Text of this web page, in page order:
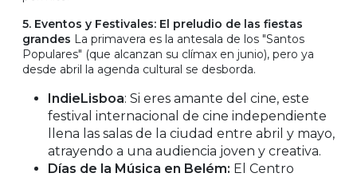
5. Eventos y Festivales: El preludio de las fiestas
grandes La primavera es la antesala de los "Santos
Populares" (que alcanzan su clímax en junio), pero ya
desde abril la agenda cultural se desborda.
IndieLisboa: Si eres amante del cine, este
festival internacional de cine independiente
llena las salas de la ciudad entre abril y mayo,
atrayendo a una audiencia joven y creativa.
Días de la Música en Belém: El Centro